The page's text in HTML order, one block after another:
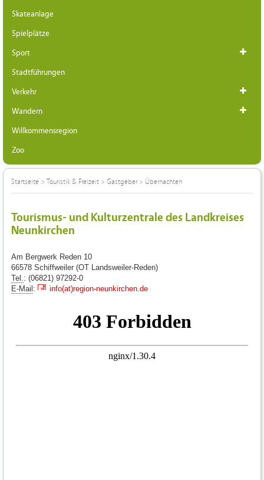
Skateanlage
Spielplätze
Sport
Stadtführungen
Verkehr
Wandern
Willkommensregion
Zoo
Startseite > Touristik & Freizeit > Gastgeber> Übernachten
Tourismus- und Kulturzentrale des Landkreises
Neunkirchen
Am Bergwerk Reden 10
66578 Schiffweiler (OT Landsweiler-Reden)
Tel. : (06821) 97292-0
E-Mail: info(at)region-neunkirchen.de